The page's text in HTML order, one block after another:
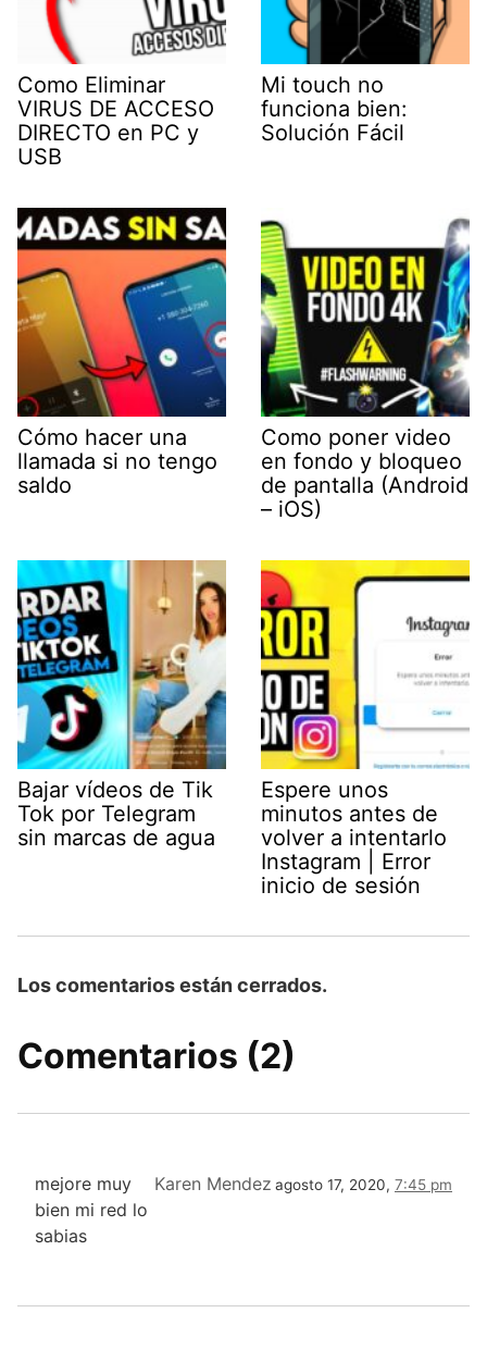
Como Eliminar
VIRUS DE ACCESO
DIRECTO en PC y
USB
Mi touch no
funciona bien:
Solución Fácil
Cómo hacer una
llamada si no tengo
saldo
Como poner video
en fondo y bloqueo
de pantalla (Android
– iOS)
Bajar vídeos de Tik
Tok por Telegram
sin marcas de agua
Espere unos
minutos antes de
volver a intentarlo
Instagram | Error
inicio de sesión
Los comentarios están cerrados.
Comentarios (2)
Karen Mendez agosto 17, 2020, 7:45 pm
mejore muy
bien mi red lo
sabias